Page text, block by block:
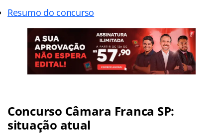
Resumo do concurso
Concurso Câmara Franca SP:
situação atual